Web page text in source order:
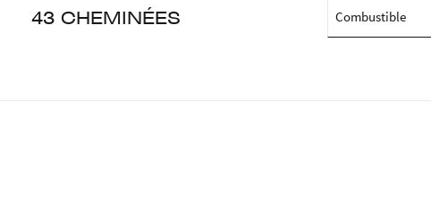
43 CHEMINÉES